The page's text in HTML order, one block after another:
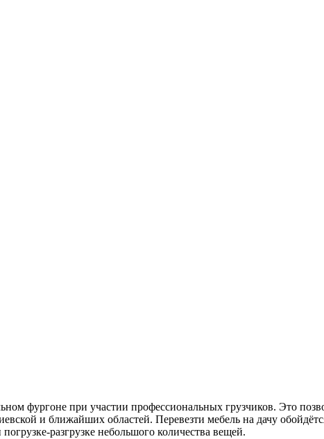
фургоне при участии профессиональных грузчиков. Это
и ближайших областей. Перевезти мебель на дачу
разгрузке небольшого количества вещей.